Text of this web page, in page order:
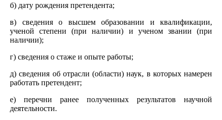
б) дату рождения претендента;
в) сведения о высшем образовании и квалификации,
ученой степени (при наличии) и ученом звании (при
наличии);
г) сведения о стаже и опыте работы;
д) сведения об отрасли (области) наук, в которых намерен
работать претендент;
е) перечни ранее полученных результатов научной
деятельности.